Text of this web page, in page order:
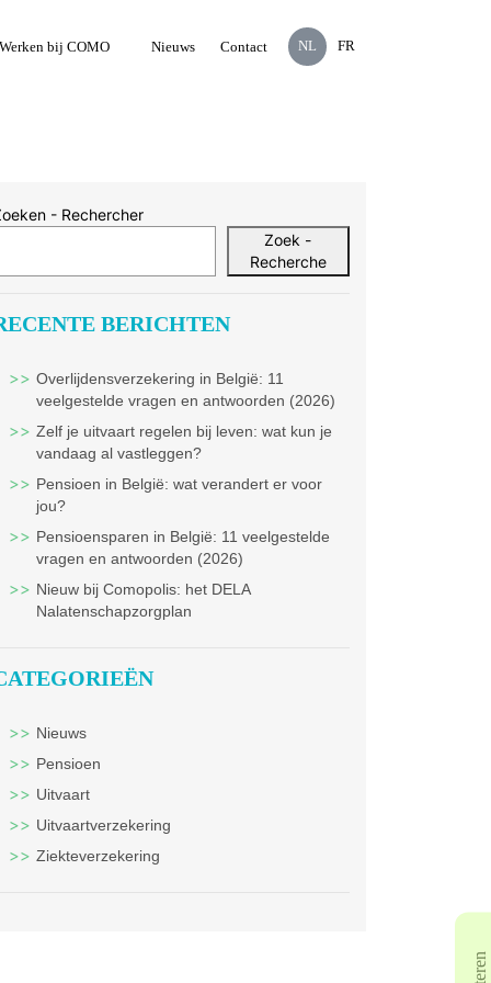
Werken bij COMO Nieuws Contact NL FR
- Rechercher
Zoek -
Recherche
BERICHTEN
Overlijdensverzekering in België: 11
veelgestelde vragen en antwoorden (2026)
Zelf je uitvaart regelen bij leven: wat kun je
vandaag al vastleggen?
Pensioen in België: wat verandert er voor
jou?
Pensioensparen in België: 11 veelgestelde
vragen en antwoorden (2026)
Nieuw bij Comopolis: het DELA
Nalatenschapzorgplan
Nieuws
Pensioen
Uitvaart
Uitvaartverzekering
Ziekteverzekering